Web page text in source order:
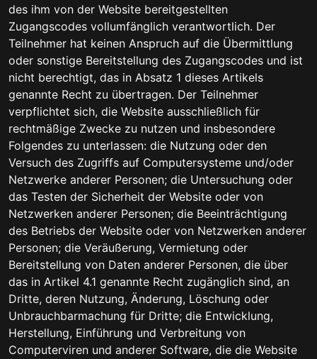
des ihm von der Website bereitgestellten
Zugangscodes vollumfänglich verantwortlich. Der
Teilnehmer hat keinen Anspruch auf die Übermittlung
oder sonstige Bereitstellung des Zugangscodes und ist
nicht berechtigt, das in Absatz 1 dieses Artikels
genannte Recht zu übertragen. Der Teilnehmer
verpflichtet sich, die Website ausschließlich für
rechtmäßige Zwecke zu nutzen und insbesondere
Folgendes zu unterlassen: die Nutzung oder den
Versuch des Zugriffs auf Computersysteme und/oder
Netzwerke anderer Personen; die Untersuchung oder
das Testen der Sicherheit der Website oder von
Netzwerken anderer Personen; die Beeinträchtigung
des Betriebs der Website oder von Netzwerken anderer
Personen; die Veräußerung, Vermietung oder
Bereitstellung von Daten anderer Personen, die über
das in Artikel 4.1 genannte Recht zugänglich sind, an
Dritte, deren Nutzung, Änderung, Löschung oder
Unbrauchbarmachung für Dritte; die Entwicklung,
Herstellung, Einführung und Verbreitung von
Computerviren und anderer Software, die die Website